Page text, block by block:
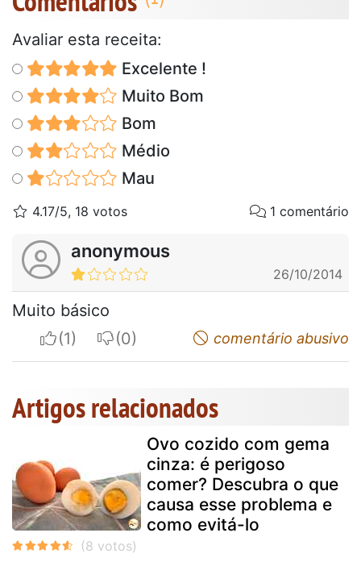
Avaliar esta receita:
Excelente !
Muito Bom
Bom
Médio
Mau
4.17/5, 18 votos 1 comentário
anonymous
26/10/2014
Muito básico
I apreciateI do not appreciatecomentário abusivo
Artigos relacionados
Ovo cozido com gema
cinza: é perigoso
comer? Descubra o que
causa esse problema e
como evitá-lo